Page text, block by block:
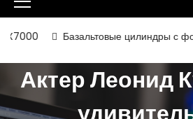
к
д
р
ж
И
к
о
н
к
Базальтовые цилиндры с
Актер Леонид